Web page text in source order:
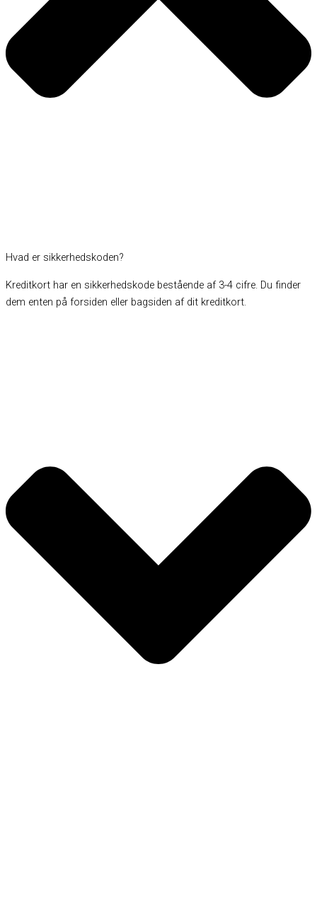
Hvad er sikkerhedskoden?
Kreditkort har en sikkerhedskode bestående af 3-4 cifre. Du finder
dem enten på forsiden eller bagsiden af dit kreditkort.